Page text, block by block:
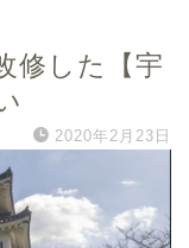
修した【宇
2020年2月23日